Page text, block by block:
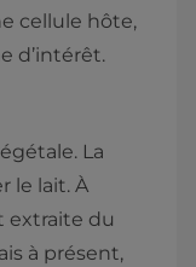
cellule hôte,
d’intérêt.
La
le lait. À
extraite du
à présent,